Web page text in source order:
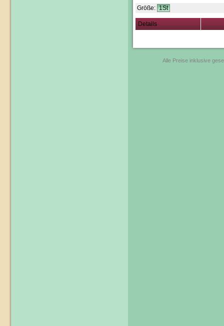
Größe: 1St
Details
Alle Preise inklusive